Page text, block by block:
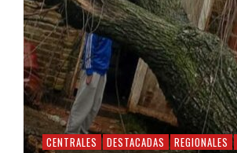
CENTRALES DESTACADAS REGIONALES